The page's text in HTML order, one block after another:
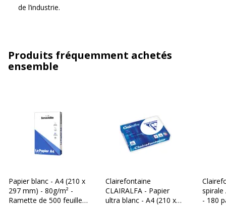
de l’industrie.
Produits fréquemment achetés
ensemble
Papier blanc - A4 (210 x
297 mm) - 80g/m² -
Ramette de 500 feuilles
Clairefontaine
CLAIRALFA - Papier
ultra blanc - A4 (210 x
spirale
- 180